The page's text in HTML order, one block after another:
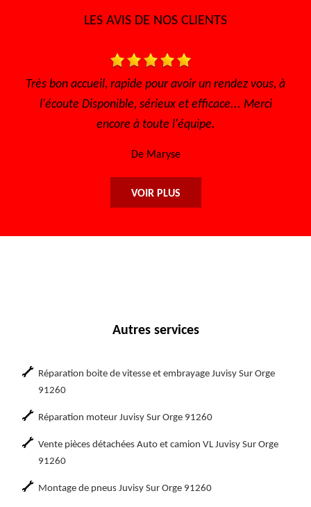
LES AVIS DE NOS CLIENTS
Très bon accueil, rapide pour avoir un rendez vous, à
l'écoute Disponible, sérieux et efficace... Merci
encore à toute l'équipe.
De Maryse
VOIR PLUS
Autres services
Réparation boite de vitesse et embrayage Juvisy Sur Orge
91260
Réparation moteur Juvisy Sur Orge 91260
Vente pièces détachées Auto et camion VL Juvisy Sur Orge
91260
Montage de pneus Juvisy Sur Orge 91260